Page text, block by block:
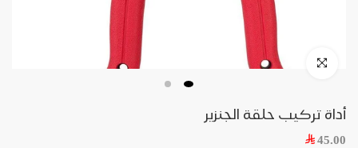
أداة تركيب حلقة الجنزير
45.00